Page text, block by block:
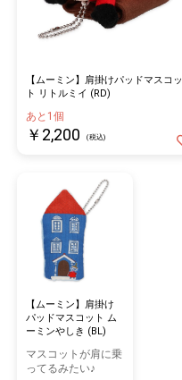
【ムーミン】肩掛けパッドマスコッ
ト リトルミイ (RD)
あと1個
￥2,200 (税込)
【ムーミン】肩掛け
パッドマスコット ム
ーミンやしき (BL)
マスコットが肩に乗
ってるみたい♪